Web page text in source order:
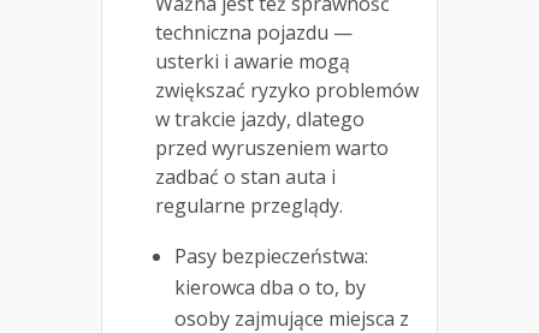
techniczna pojazdu —
usterki i awarie mogą
zwiększać ryzyko problemów
w trakcie jazdy, dlatego
przed wyruszeniem warto
zadbać o stan auta i
regularne przeglądy.
Pasy bezpieczeństwa:
kierowca dba o to, by
osoby zajmujące miejsca z